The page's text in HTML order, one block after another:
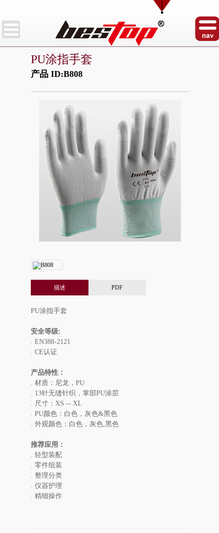
PU涂指手套
产品 ID:B808
描述 PDF
PU涂指手套
安全等级:
. EN388-2121
. CE认证
产品特性：
. 材质：尼龙，PU
. 13针无缝针织，掌部PU涂层
. 尺寸：XS -- XL
. PU颜色：白色，灰色&黑色
. 外观颜色：白色，灰色,黑色
推荐应用：
. 轻型装配
. 零件组装
. 整理分类
. 仪器护理
. 精细操作